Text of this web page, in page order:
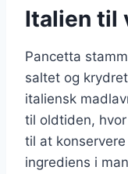
Italien til
Pancetta
saltet og
italiensk
til oldtiden,
til at
ingrediens i